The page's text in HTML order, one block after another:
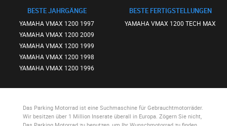
BESTE JAHRGÄNGE
YAMAHA VMAX 1200 1997
YAMAHA VMAX 1200 2009
YAMAHA VMAX 1200 1999
YAMAHA VMAX 1200 1998
YAMAHA VMAX 1200 1996
BESTE FERTIGSTELLUNGEN
YAMAHA VMAX 1200 TECH MAX
Das Parking Motorradist eine Suchmaschine für Gebrauchtmotorräder.
Wir besitzen über 1 Million Inserate überall in Europa. Zögern Sie nicht,